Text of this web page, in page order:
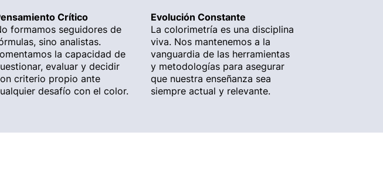
Crítico
formamos seguidores de
sino analistas.
la capacidad de
evaluar y decidir
criterio propio ante
desafío con el color.
Evolución Constante
La colorimetría es una disciplina
viva. Nos mantenemos a la
vanguardia de las herramientas
y metodologías para asegurar
que nuestra enseñanza sea
siempre actual y relevante.